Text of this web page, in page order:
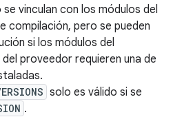
vinculan con los módulos del
compilación, pero se pueden
si los módulos del
proveedor requieren una de
solo es válido si se
.